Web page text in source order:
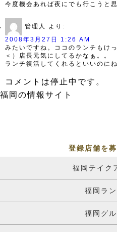
今度機会あれば夜にでも行こうと
管理人
より:
2008年3月27日 1:26 AM
みたいですね。ココのランチもけ
＜）店長元気にしてるかなぁ。。
ランチ復活してくれるといいのにね
コメントは停止中です。
福岡の情報サイト
登録店舗を
福岡テイク
福岡ラ
福岡グ